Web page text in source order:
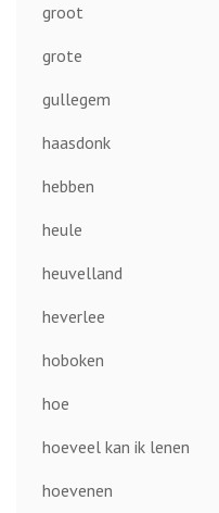
groot
grote
gullegem
haasdonk
hebben
heule
heuvelland
heverlee
hoboken
hoe
hoeveel kan ik lenen
hoevenen